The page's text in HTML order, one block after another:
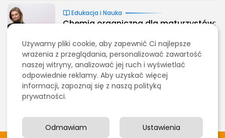
2026 - Bookini.pl Wszelkie prawa zastrzeżone.
Treści umieszczone na stornie są chronione
prawem autorskim.
Edukacja i Nauka
Chemia organiczna dla maturzystów:
PUBLIKACJA:REDAKCJA 3 SIERPNIA, 2026
Marketing, Reklama, Media
Jak skutecznie promować sklep
fryzjerski w...
PUBLIKACJA:
Używamy pliki cookie, aby zapewnić Ci najlepsze
wrażenia z przeglądania, personalizować zawartość
naszej witryny, analizować jej ruch i wyświetlać
odpowiednie reklamy. Aby uzyskać więcej
informacji, zapoznaj się z naszą polityką
prywatności.
Ustawienia
Odmawiam